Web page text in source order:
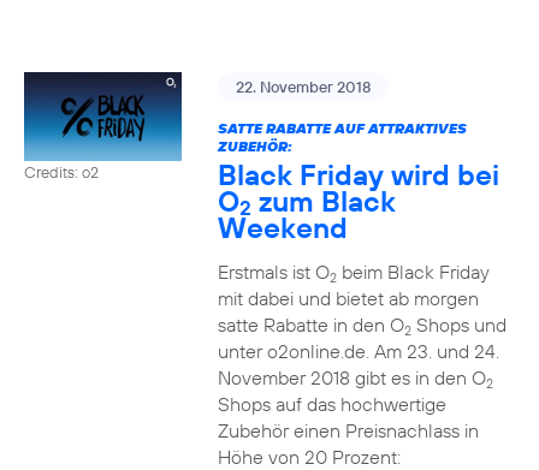
Credits: o2
22. November 2018
SATTE RABATTE AUF ATTRAKTIVES
ZUBEHÖR:
Black Friday wird bei
O2 zum Black
Weekend
Erstmals ist O2beim Black Friday
mit dabei und bietet ab morgen
satte Rabatte in den O2Shops und
unter o2online.de. Am 23. und 24.
November 2018 gibt es in den O2
Shops auf das hochwertige
Zubehör einen Preisnachlass in
Höhe von 20 Prozent: